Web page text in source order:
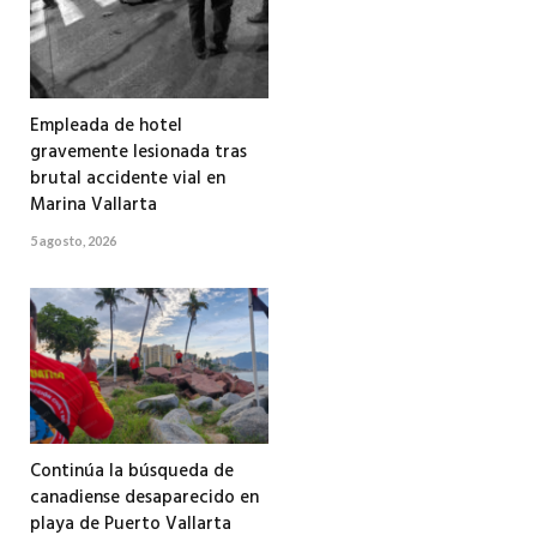
Empleada de hotel
gravemente lesionada tras
brutal accidente vial en
Marina Vallarta
5 agosto, 2026
Continúa la búsqueda de
canadiense desaparecido en
playa de Puerto Vallarta